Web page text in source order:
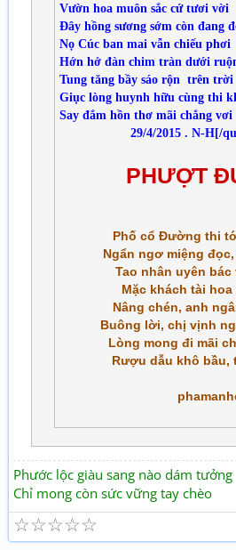
Vườn hoa muôn sắc cứ tươi vời
Đây hồng sương sớm còn đang
Nọ Cúc ban mai vẫn chiếu phơi
Hớn hở đàn chim tràn dưới
Tung tăng bầy sáo rộn trên trời
Giục lòng huynh hữu cùng thi
Say đắm hồn thơ mãi chẳng vơi
29/4/2015 . N-H[/
PHƯỢT
Phố cổ Đường thi
Ngẩn ngơ miệng
Tao nhân uyên
Mặc khách tài
Nâng chén, anh
Buông lời, chị vịnh
Lòng mong đi mãi
Rượu dẫu khô bầu,
Phước lộc giàu sang nào dám tưởng
Chỉ mong còn sức vững tay chèo
☆
☆
☆
☆
☆